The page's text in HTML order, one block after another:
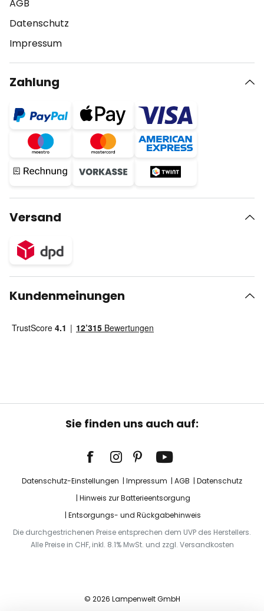
AGB
Datenschutz
Impressum
Zahlung
Versand
Kundenmeinungen
Sie finden uns auch auf:
Datenschutz-Einstellungen Impressum AGB
Datenschutz
Hinweis zur Batterieentsorgung
Entsorgungs- und Rückgabehinweis
Die durchgestrichenen Preise entsprechen dem UVP des Herstellers.
Alle Preise in CHF, inkl. 8.1% MwSt. und zzgl. Versandkosten
© 2026 Lampenwelt GmbH